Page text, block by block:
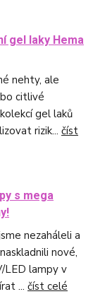
gel laky Hema
nehty, ale
citlivé
gel laků
rizik... číst
s mega
nezaháleli a
nové,
LED lampy v
... číst celé